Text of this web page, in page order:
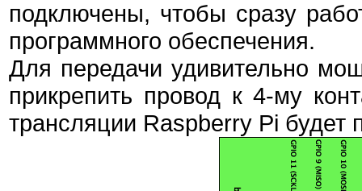
подключены, чтобы сразу
программного обеспечения.
Для передачи удивительно
прикрепить провод к 4-му
трансляции Raspberry Pi